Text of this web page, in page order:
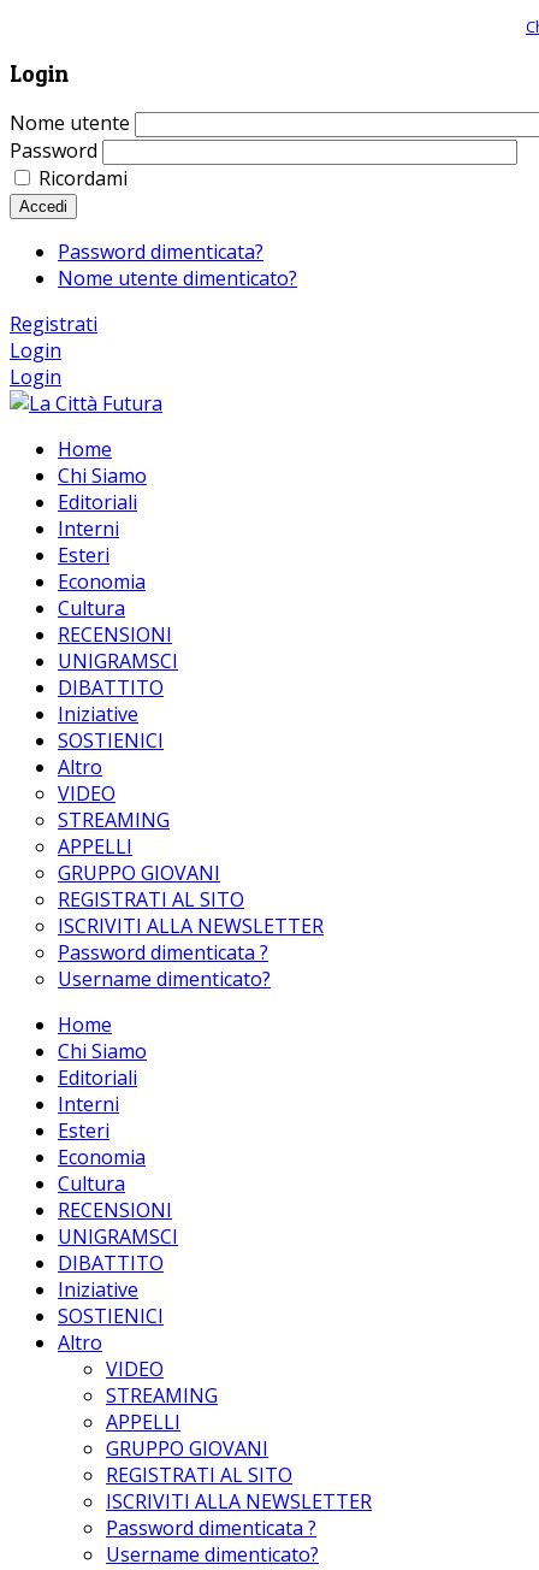
Login
Nome utente
Password
Ricordami
Accedi
Password dimenticata?
Nome utente dimenticato?
Registrati
Login
Login
Home
Chi Siamo
Editoriali
Interni
Esteri
Economia
Cultura
RECENSIONI
UNIGRAMSCI
DIBATTITO
Iniziative
SOSTIENICI
Altro
VIDEO
STREAMING
APPELLI
GRUPPO GIOVANI
REGISTRATI AL SITO
ISCRIVITI ALLA NEWSLETTER
Password dimenticata ?
Username dimenticato?
Home
Chi Siamo
Editoriali
Interni
Esteri
Economia
Cultura
RECENSIONI
UNIGRAMSCI
DIBATTITO
Iniziative
SOSTIENICI
Altro
VIDEO
STREAMING
APPELLI
GRUPPO GIOVANI
REGISTRATI AL SITO
ISCRIVITI ALLA NEWSLETTER
Password dimenticata ?
Username dimenticato?